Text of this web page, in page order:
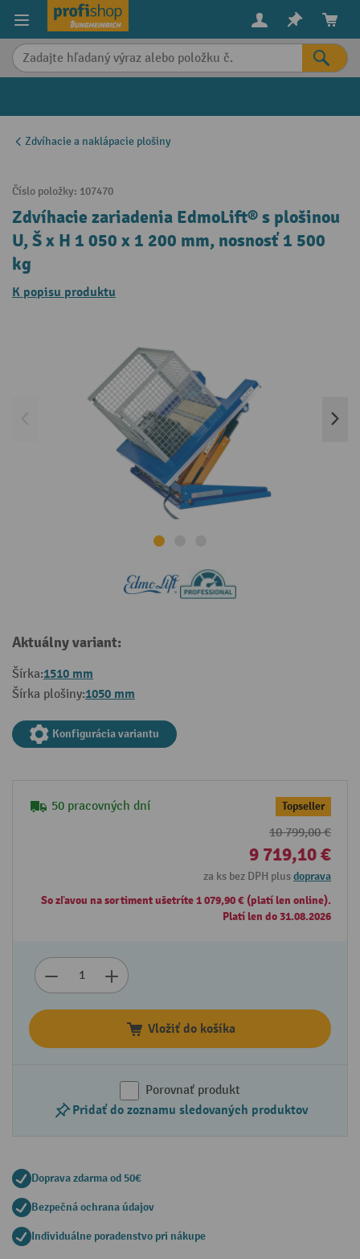
content
Zdvíhacie a naklápacie plošiny
Číslo položky: 107470
Zdvíhacie zariadenia EdmoLift® s plošinou
U, Š x H 1 050 x 1 200 mm, nosnosť 1 500
kg
K popisu produktu
Aktuálny variant:
Šírka:1510 mm
Šírka plošiny:1050 mm
Konfigurácia variantu
50 pracovných dní Topseller
10 799,00 €
9 719,10 €
za ks bez DPH plusdoprava
So zľavou na sortiment ušetríte 1 079,90 € (platí len online).
Platí len do 31.08.2026
Vložiť do košíka
Porovnať produkt
Pridať do zoznamu sledovaných produktov
Doprava zdarma od 50€
Bezpečná ochrana údajov
Individuálne poradenstvo pri nákupe